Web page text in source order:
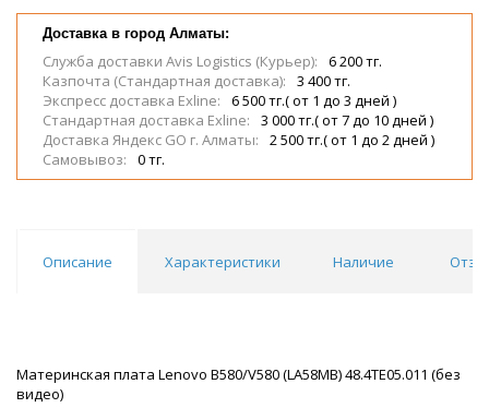
Доставка в город Алматы:
Служба доставки Avis Logistics (Курьер):
6 200 тг.
Казпочта (Стандартная доставка):
3 400 тг.
Экспресс доставка Exline:
6 500 тг.( от 1 до 3 дней )
Стандартная доставка Exline:
3 000 тг.( от 7 до 10 дней )
Доставка Яндекс GO г. Алматы:
2 500 тг.( от 1 до 2 дней )
Самовывоз:
0 тг.
Описание Характеристики Наличие
Материнская плата Lenovo B580/V580 (LA58MB) 48.4TE05.011 (без
видео)